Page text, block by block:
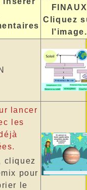
FINAUX
Cliquez
l'image.
lancer
les
cliquez
pour
le